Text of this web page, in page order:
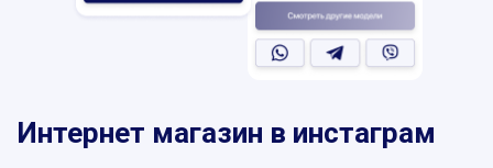
Интернет магазин в инстаграм